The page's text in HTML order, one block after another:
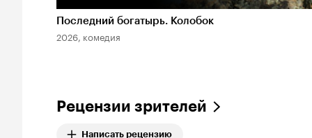
Последний богатырь. Колобок
2026, комедия
Рецензии зрителей
Написать рецензию